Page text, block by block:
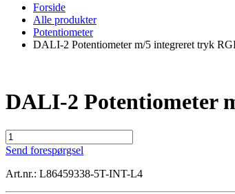
Forside
Alle produkter
Potentiometer
DALI-2 Potentiometer m/5 integreret tryk
DALI-2 Potentiometer
DALI-
2
Potentiometer
m/5
Send forespørgsel
Art.nr.: L86459338-5T-INT-L4